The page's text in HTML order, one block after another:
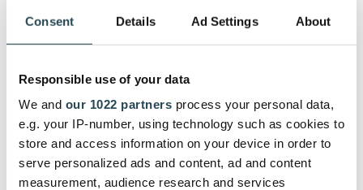
Consent Details Ad Settings About
Responsible use of your data
We and our 1022 partners process your personal data,
e.g. your IP-number, using technology such as cookies to
store and access information on your device in order to
serve personalized ads and content, ad and content
measurement, audience research and services
nauwkeurigheid of ethische implicaties garanderen.
evalueren, feiten moeten verifiëren en verantwoord
gebruik moeten garanderen, vooral op gevoelige
gebieden zoals juridische en
gezondheidszorgmarketing.